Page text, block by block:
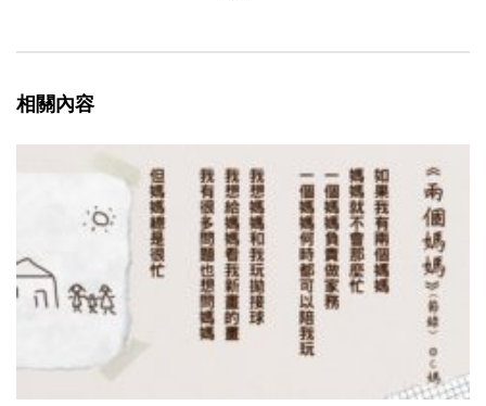
相關內容